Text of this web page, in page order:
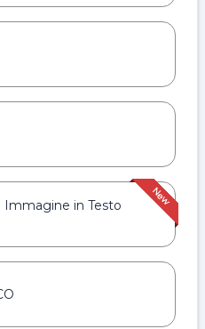
Immagine in Testo